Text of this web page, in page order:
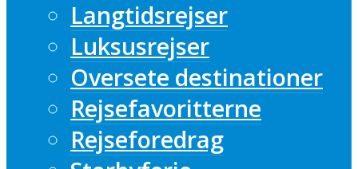
Langtidsrejser
Luksusrejser
Oversete destinationer
Rejsefavoritterne
Rejseforedrag